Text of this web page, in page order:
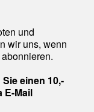
und
wir uns, wenn
einen 10,-
E-Mail